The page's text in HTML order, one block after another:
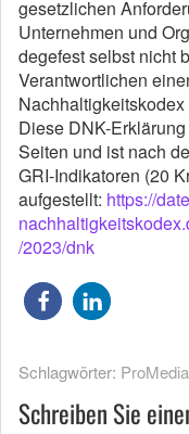
gesetzlichen
Unternehmen und
degefest selbst nicht
Verantwortlichen
Diese DNK-
Seiten und ist nach
GRI-Indikatoren (20
aufgestellt: https://
/2023/dnk
Schlagwörter:
Schreiben Sie